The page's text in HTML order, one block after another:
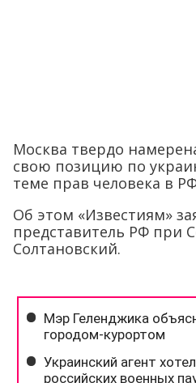
Москва твердо
свою позицию по
теме прав человека в
Об этом «Известиям»
представитель РФ при
Солтановский.